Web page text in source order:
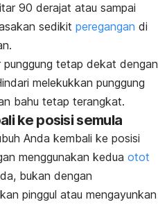
90 derajat atau sampai
sedikit peregangan di
punggung tetap dekat dengan
melekukkan punggung
bahu tetap terangkat.
ke posisi semula
Anda kembali ke posisi
menggunakan kedua otot
bukan dengan
pinggul atau mengayunkan